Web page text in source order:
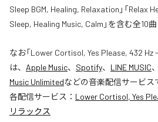
Sleep BGM, Healing, Relaxation」「Relax
Sleep, Healing Music, Calm」を含む全10
なお「Lower Cortisol, Yes Please, 432
は、 Apple Music、 Spotify、 LINE MUSIC、
Music Unlimitedなどの音楽配信サービス
各配信サービス： Lower Cortisol, Yes
リラックス